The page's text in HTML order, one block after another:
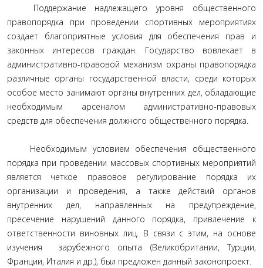
Поддержание надлежащего уровня общественного
правопорядка при проведении спортивных мероприятиях
создает благоприятные условия для обеспечения прав и
законных интересов граждан. Государство вовлекает в
административно-правовой механизм охраны правопорядка
различные органы государственной власти, среди которых
особое место занимают органы внутренних дел, обладающие
необходимым арсеналом административно-правовых
средств для обеспечения должного общественного порядка.
Необходимым условием обеспечения общественного
порядка при проведении массовых спортивных мероприятий
является четкое правовое регулирование порядка их
организации и проведения, а также действий органов
внутренних дел, направленных на предупреждение,
пресечение нарушений данного порядка, привлечение к
ответственности виновных лиц. В связи с этим, на основе
изучения зарубежного опыта (Великобритании, Турции,
Франции, Италия и др.), был предложен данный законопроект.